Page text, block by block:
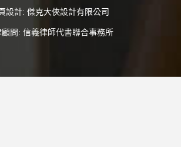
設計: 傑克大俠設計有限公司
顧問: 信義律師代書聯合事務所